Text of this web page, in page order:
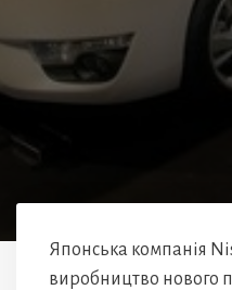
Японська компанія
виробництво нового